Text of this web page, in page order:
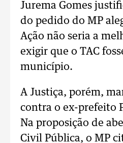
Jurema Gomes
do pedido do MP
Ação não seria a
exigir que o TAC
município.
A Justiça, porém,
contra o ex-prefeito
Na proposição de
Civil Pública, o MP